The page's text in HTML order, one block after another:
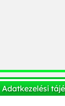
Adatkezelési